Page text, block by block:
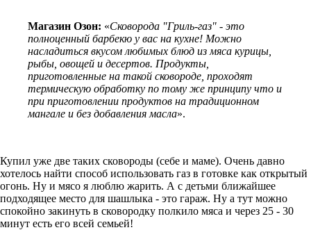
Магазин Озон: «Сковорода "Гриль-газ" - это
полноценный барбекю у вас на кухне! Можно
насладиться вкусом любимых блюд из мяса курицы,
рыбы, овощей и десертов. Продукты,
приготовленные на такой сковороде, проходят
термическую обработку по тому же принципу что и
при приготовлении продуктов на традиционном
мангале и без добавления масла».
Купил уже две таких сковороды (себе и маме). Очень давно
хотелось найти способ использовать газ в готовке как открытый
огонь. Ну и мясо я люблю жарить. А с детьми ближайшее
подходящее место для шашлыка - это гараж. Ну а тут можно
спокойно закинуть в сковородку полкило мяса и через 25 - 30
минут есть его всей семьей!